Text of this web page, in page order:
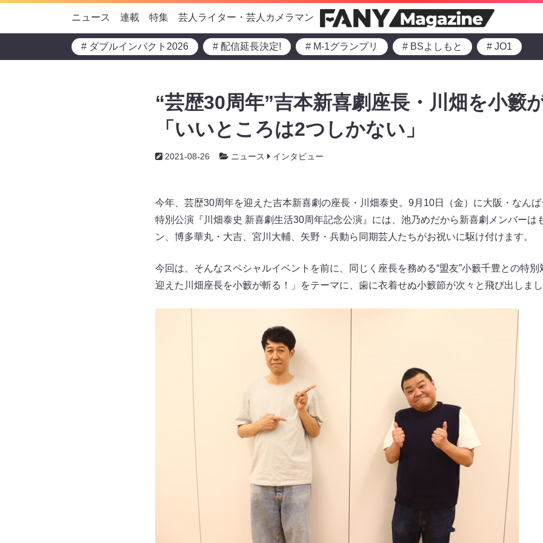
ニュース 連載 特集 芸人ライター・芸人カメラマン
# ダブルインパクト2026 # 配信延長決定! # M-1グランプリ # BSよしもと # JO1
“芸歴30周年”吉本新喜劇座長・川畑を小籔
「いいところは2つしかない」
2021-08-26 ニュース インタビュー
今年、芸歴30周年を迎えた吉本新喜劇の座長・川畑泰史。9月10日（金）に大阪・なん
特別公演『川畑泰史 新喜劇生活30周年記念公演』には、池乃めだから新喜劇メンバーは
ン、博多華丸・大吉、宮川大輔、矢野・兵動ら同期芸人たちがお祝いに駆け付けます。
今回は、そんなスペシャルイベントを前に、同じく座長を務める“盟友”小籔千豊との特
迎えた川畑座長を小籔が斬る！」をテーマに、歯に衣着せぬ小籔節が次々と飛び出しま